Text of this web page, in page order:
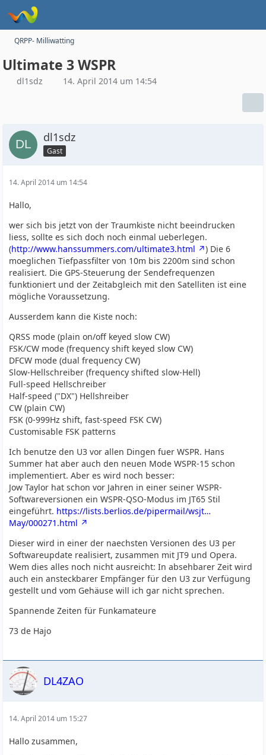
QRPP- Milliwatting
Ultimate 3 WSPR
dl1sdz 14. April 2014 um 14:54
dl1sdz
Gast
14. April 2014 um 14:54
Hallo,
wer sich bis jetzt von der Traumkiste nicht beeindrucken
liess, sollte es sich doch noch einmal ueberlegen.
(http://www.hanssummers.com/ultimate3.html
) Die 6
moeglichen Tiefpassfilter von 10m bis 2200m sind schon
realisiert. Die GPS-Steuerung der Sendefrequenzen
funktioniert und der Zeitabgleich mit den Satelliten ist eine
mögliche Voraussetzung.
Ausserdem kann die Kiste noch:
QRSS mode (plain on/off keyed slow CW)
FSK/CW mode (frequency shift keyed slow CW)
DFCW mode (dual frequency CW)
Slow-Hellschreiber (frequency shifted slow-Hell)
Full-speed Hellschreiber
Half-speed ("DX") Hellshreiber
CW (plain CW)
FSK (0-999Hz shift, fast-speed FSK CW)
Customisable FSK patterns
Ich benutze den U3 vor allen Dingen fuer WSPR. Hans
Summer hat aber auch den neuen Mode WSPR-15 schon
implementiert. Aber es wird noch besser:
Jow Taylor hat schon vor Jahren in einer seiner WSPR-
Softwareversionen ein WSPR-QSO-Modus im JT65 Stil
eingeführt. https://lists.berlios.de/pipermail/wsjt…
May/000271.html
Dieser wird in einer der naechsten Versionen des U3 per
Softwareupdate realisiert, zusammen mit JT9 und Opera.
Wem dies alles noch nicht ausreicht: In absehbarer Zeit wird
auch ein ansteckbarer Empfänger für den U3 zur Verfügung
gestellt und vom Gehäuse will ich gar nicht sprechen.
Spannende Zeiten für Funkamateure
73 de Hajo
DL4ZAO
14. April 2014 um 15:27
Hallo zusammen,